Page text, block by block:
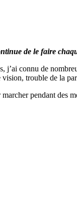
de le faire
j’ai connu de
vision, trouble de la
pendant des